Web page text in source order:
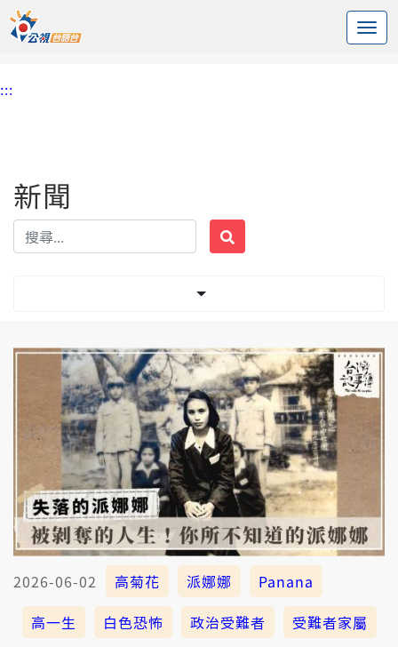
中央內容區塊
頭頁
:::
新聞
2026-06-02 高菊花 派娜娜
Panana
高一生
白色恐怖 政治受難者 受難者家屬